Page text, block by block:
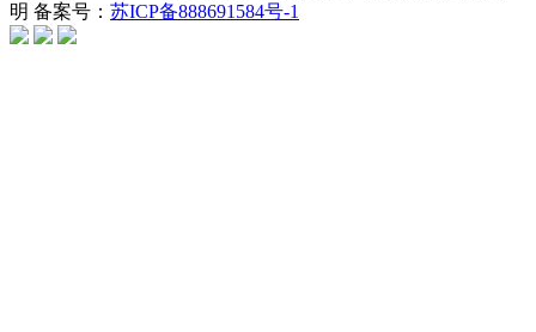
明 备案号： 苏ICP备888691584号-1